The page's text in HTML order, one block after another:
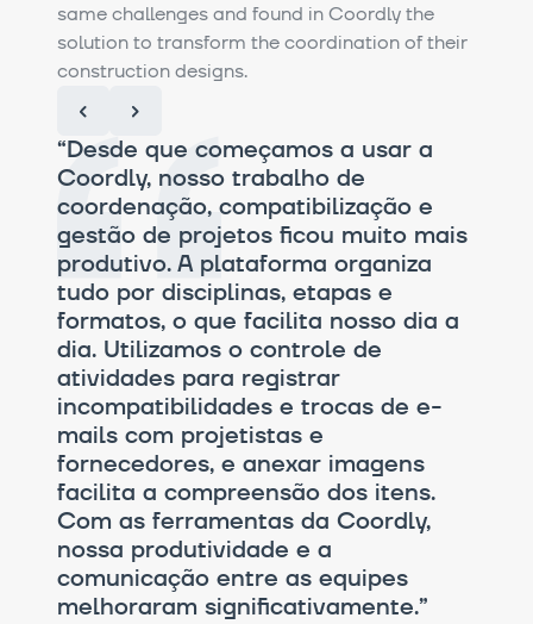
same challenges and found in Coordly the
solution to transform the coordination of their
construction designs.
“Desde que começamos a usar a
Coordly, nosso trabalho de
coordenação, compatibilização e
gestão de projetos ficou muito mais
produtivo. A plataforma organiza
tudo por disciplinas, etapas e
formatos, o que facilita nosso dia a
dia. Utilizamos o controle de
atividades para registrar
incompatibilidades e trocas de e-
mails com projetistas e
fornecedores, e anexar imagens
facilita a compreensão dos itens.
Com as ferramentas da Coordly,
nossa produtividade e a
comunicação entre as equipes
melhoraram significativamente.”